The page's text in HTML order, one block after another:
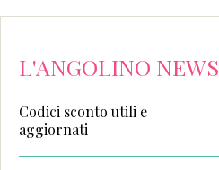
L'ANGOLINO NEWS
Codici sconto utili e
aggiornati